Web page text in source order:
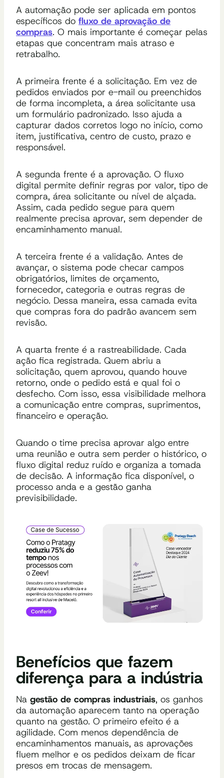
A automação pode ser aplicada em pontos
específicos do fluxo de aprovação de
compras. O mais importante é começar pelas
etapas que concentram mais atraso e
retrabalho.
A primeira frente é a solicitação. Em vez de
pedidos enviados por e-mail ou preenchidos
de forma incompleta, a área solicitante usa
um formulário padronizado. Isso ajuda a
capturar dados corretos logo no início, como
item, justificativa, centro de custo, prazo e
responsável.
A segunda frente é a aprovação. O fluxo
digital permite definir regras por valor, tipo de
compra, área solicitante ou nível de alçada.
Assim, cada pedido segue para quem
realmente precisa aprovar, sem depender de
encaminhamento manual.
A terceira frente é a validação. Antes de
avançar, o sistema pode checar campos
obrigatórios, limites de orçamento,
fornecedor, categoria e outras regras de
negócio. Dessa maneira, essa camada evita
que compras fora do padrão avancem sem
revisão.
A quarta frente é a rastreabilidade. Cada
ação fica registrada. Quem abriu a
solicitação, quem aprovou, quando houve
retorno, onde o pedido está e qual foi o
desfecho. Com isso, essa visibilidade melhora
a comunicação entre compras, suprimentos,
financeiro e operação.
Quando o time precisa aprovar algo entre
uma reunião e outra sem perder o histórico, o
fluxo digital reduz ruído e organiza a tomada
de decisão. A informação fica disponível, o
processo anda e a gestão ganha
previsibilidade.
Benefícios que fazem
diferença para a indústria
Na gestão de compras industriais, os ganhos
da automação aparecem tanto na operação
quanto na gestão. O primeiro efeito é a
agilidade. Com menos dependência de
encaminhamentos manuais, as aprovações
fluem melhor e os pedidos deixam de ficar
presos em trocas de mensagem.